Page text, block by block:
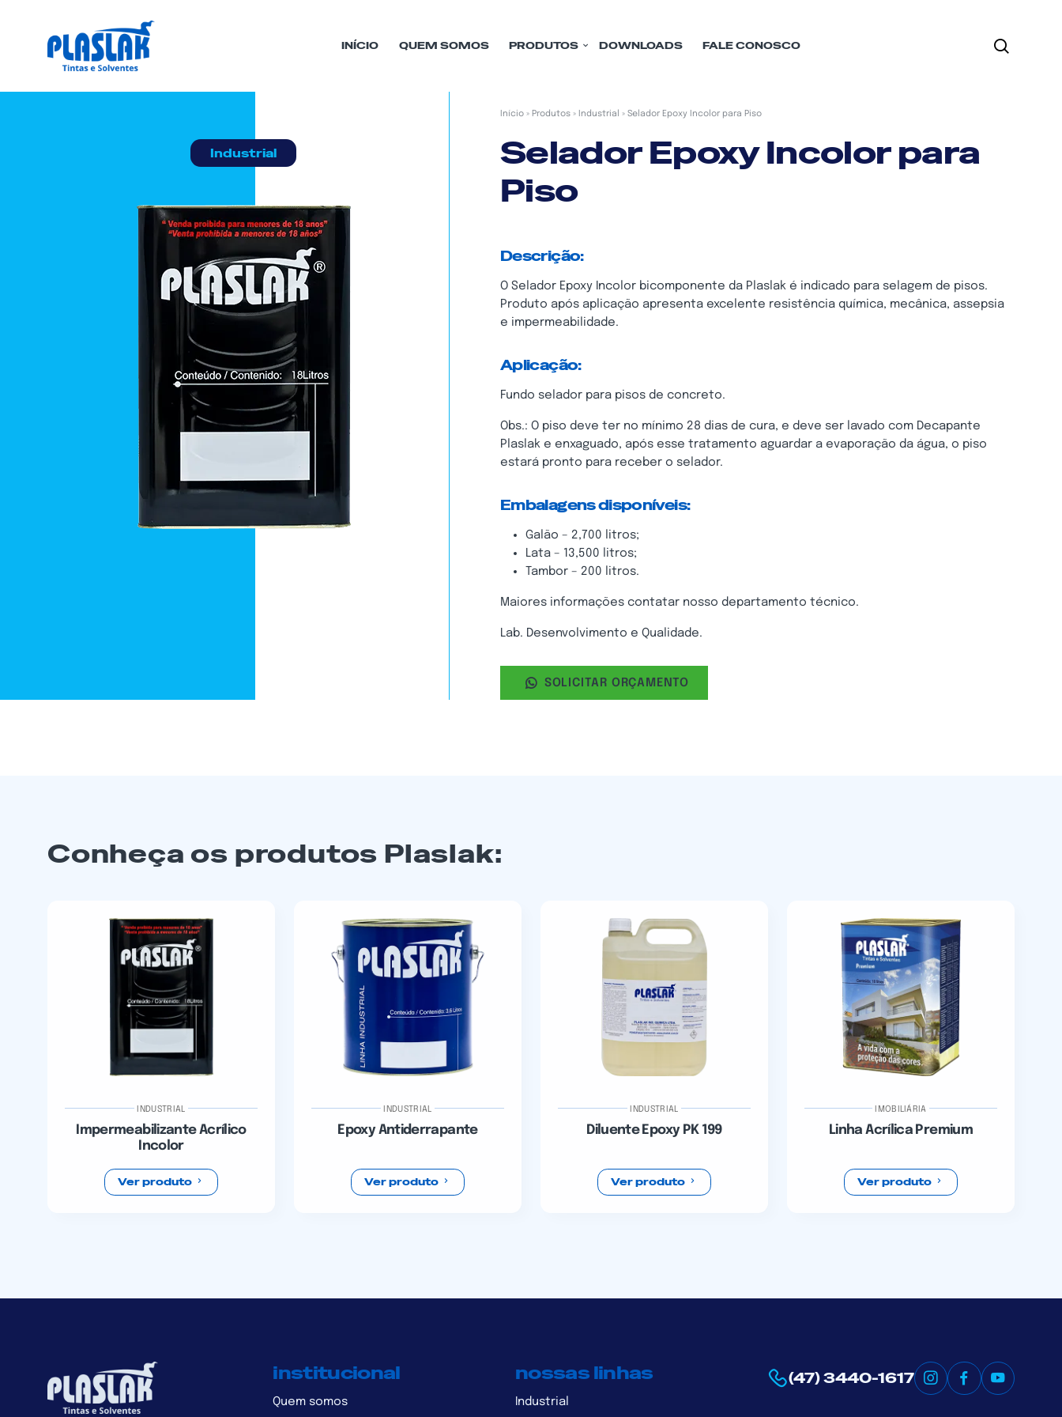
INÍCIO QUEM SOMOS PRODUTOS DOWNLOADS FALE CONOSCO
Industrial
Início » Produtos » Industrial » Selador Epoxy Incolor para Piso
Selador Epoxy Incolor para
Piso
Descrição:
O Selador Epoxy Incolor bicomponente da Plaslak é indicado para selagem de pisos.
Produto após aplicação apresenta excelente resistência química, mecânica, assepsia
e impermeabilidade.
Aplicação:
Fundo selador para pisos de concreto.
Obs.: O piso deve ter no mínimo 28 dias de cura, e deve ser lavado com Decapante
Plaslak e enxaguado, após esse tratamento aguardar a evaporação da água, o piso
estará pronto para receber o selador.
Embalagens disponíveis:
Galão – 2,700 litros;
Lata – 13,500 litros;
Tambor – 200 litros.
Maiores informações contatar nosso departamento técnico.
Lab. Desenvolvimento e Qualidade.
SOLICITAR ORÇAMENTO
Conheça os produtos Plaslak:
INDUSTRIAL
Impermeabilizante Acrílico
Incolor
Ver produto
INDUSTRIAL
Epoxy Antiderrapante
Ver produto
INDUSTRIAL
Diluente Epoxy PK 199
Ver produto
IMOBILIÁRIA
Linha Acrílica Premium
Ver produto
institucional
Quem somos
nossas linhas
Industrial
(47) 3440-1617